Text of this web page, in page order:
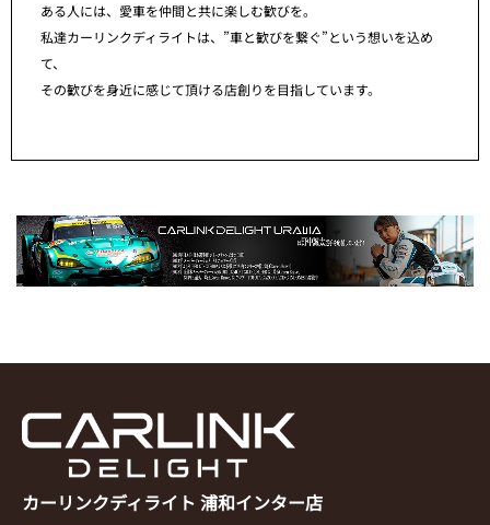
ある人には、愛車を仲間と共に楽しむ歓びを。
私達カーリンクディライトは、”車と歓びを繋ぐ”という想いを込め
て、
その歓びを身近に感じて頂ける店創りを目指しています。
カーリンクディライト 浦和インター店